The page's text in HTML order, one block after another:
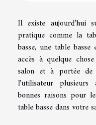
Il existe aujourd’hui
pratique comme la
basse, une table
accès à quelque
salon et à portée de
l'utilisateur plusieurs
bonnes raisons pour
table basse dans votre